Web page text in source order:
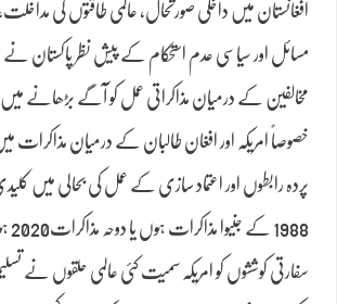
افغانستان میں داخلی صورتحال، عالمی طاقتوں کی
مسائل اور سیاسی عدم استحکام کے پیش نظر پاکستان نے
مخالفین کے درمیان مذاکراتی عمل کو آگے بڑھانے میں
خصوصاً امریکہ اور افغان طالبان کے درمیان مذاکرات
پردہ رابطوں اور اعتماد سازی کے عمل کی بحالی میں کلیدی
سفارتی کوششوں کو امریکہ سمیت کئی عالمی حلقوں نے تسلیم